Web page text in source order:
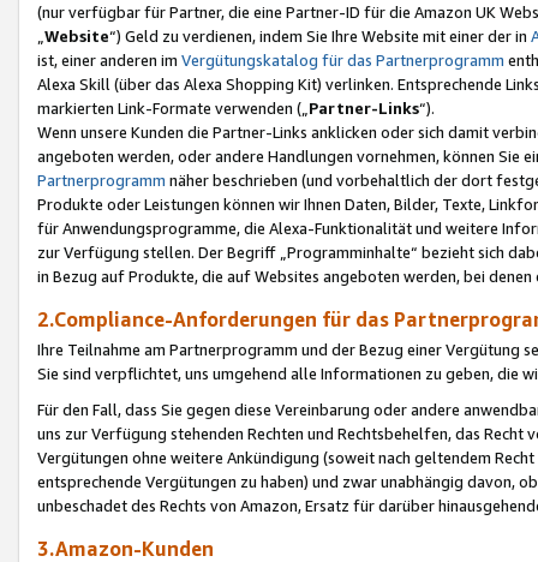
(nur verfügbar für Partner, die eine Partner-ID für die Amazon UK
Website“) Geld zu verdienen, indem Sie Ihre Website mit einer der in
ist, einer anderen im Vergütungskatalog für das Partnerprogramm
Alexa Skill (über das Alexa Shopping Kit) verlinken. Entsprechende
markierten Link-Formate verwenden („ Partner-Links“).
Wenn unsere Kunden die Partner-Links anklicken oder sich damit
angeboten werden, oder andere Handlungen vornehmen, können Sie
Partnerprogramm näher beschrieben (und vorbehaltlich der dort
Produkte oder Leistungen können wir Ihnen Daten, Bilder, Texte,
für Anwendungsprogramme, die Alexa-Funktionalität und weitere
zur Verfügung stellen. Der Begriff „Programminhalte“ bezieht sich
in Bezug auf Produkte, die auf Websites angeboten werden, bei
2.Compliance-Anforderungen für das
Ihre Teilnahme am Partnerprogramm und der Bezug einer Vergütung
Sie sind verpflichtet, uns umgehend alle Informationen zu geben, die
Für den Fall, dass Sie gegen diese Vereinbarung oder andere
uns zur Verfügung stehenden Rechten und Rechtsbehelfen, das
Vergütungen ohne weitere Ankündigung (soweit nach geltendem
entsprechende Vergütungen zu haben) und zwar unabhängig davon,
unbeschadet des Rechts von Amazon, Ersatz für darüber
3.Amazon-Kunden